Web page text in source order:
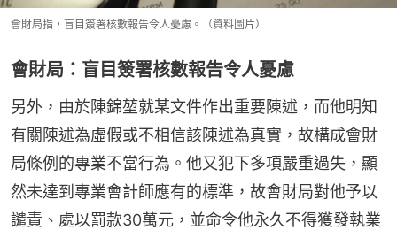
會財局指，盲目簽署核數報告令人憂慮。（資料圖片）
會財局：盲目簽署核數報告令人憂慮
另外，由於陳錦堃就某文件作出重要陳述，而他明知
有關陳述為虛假或不相信該陳述為真實，故構成會財
局條例的專業不當行為。他又犯下多項嚴重過失，顯
然未達到專業會計師應有的標準，故會財局對他予以
譴責、處以罰款30萬元，並命令他永久不得獲發執業